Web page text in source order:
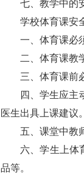
七、教学中的
学校体育课安
一、体育课必
二、体育课教
三、体育课前
四、学生应主
医生出具上课建议。
五、课堂中教
六、学生上体
品等。